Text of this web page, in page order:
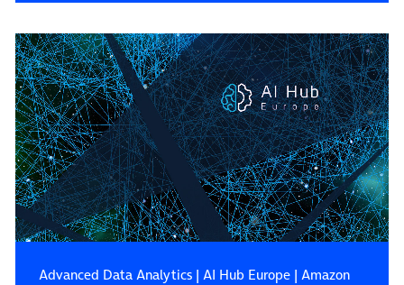
Advanced Data Analytics| AI Hub Europe| Amazon